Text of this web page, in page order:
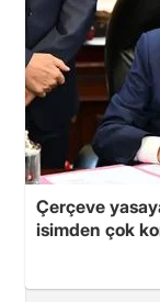
Çerçeve
isimden çok